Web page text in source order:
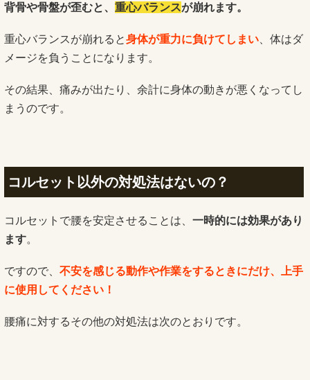
背骨や骨盤が歪むと、 重心バランスが崩れます。
重心バランスが崩れると身体が重力に負けてしまい 、体はダ
メージを負うことになります。
その結果、痛みが出たり、余計に身体の動きが悪くなってし
まうのです。
コルセット以外の対処法はないの？
コルセットで腰を安定させることは、 一時的には効果があり
ます。
ですので、 不安を感じる動作や作業をするときにだけ、上手
に使用してください！
腰痛に対するその他の対処法は次のとおりです。